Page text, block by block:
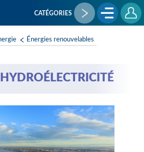
CATÉGORIES
Énergies renouvelables
HYDROÉLECTRICITÉ